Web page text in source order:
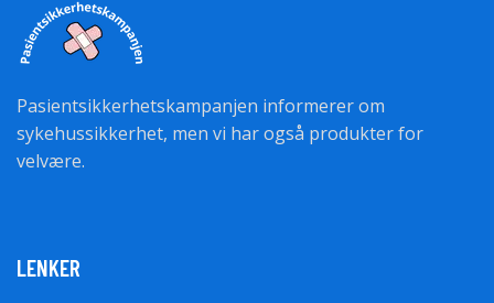
Pasientsikkerhetskampanjen informerer om
sykehussikkerhet, men vi har også produkter for
velvære.
LENKER